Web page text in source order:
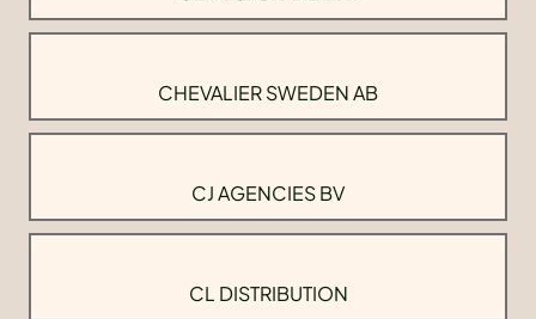
CHEVALIER SWEDEN AB
CJ AGENCIES BV
CL DISTRIBUTION